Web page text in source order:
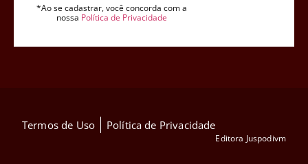
*Ao se cadastrar, você concorda com a
nossa Política de Privacidade
Termos de Uso Política de Privacidade
Editora Juspodivm